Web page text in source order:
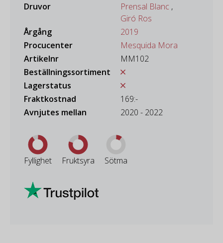
Druvor
Prensal Blanc ,
Giró Ros
Årgång
2019
Procucenter
Mesquida Mora
Artikelnr
MM102
Beställningssortiment
Lagerstatus
Fraktkostnad
169:-
Avnjutes mellan
2020 - 2022
Fyllighet Fruktsyra Sötma